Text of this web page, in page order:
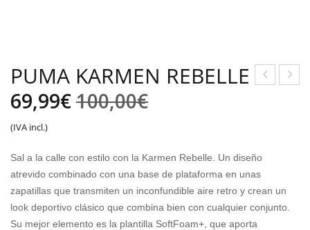
STR
EET
PUMA KARMEN REBELLE
100,00€El
original
era:
100,00€.
69,99€
El
actual
es:
69,99€.
(IVA incl.)
Sal a la calle con estilo con la Karmen Rebelle. Un diseño
atrevido combinado con una base de plataforma en unas
zapatillas que transmiten un inconfundible aire retro y crean un
look deportivo clásico que combina bien con cualquier conjunto.
Su mejor elemento es la plantilla SoftFoam+, que aporta